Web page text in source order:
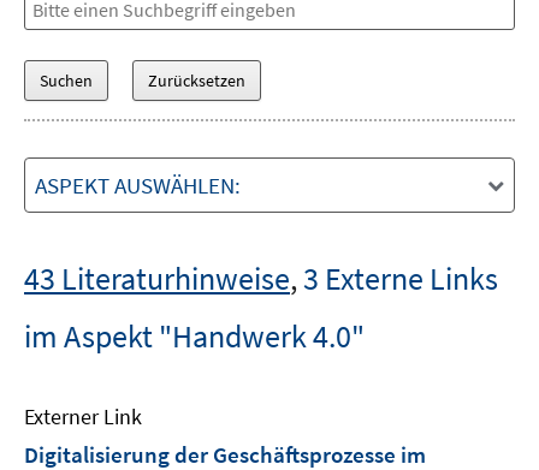
ASPEKT AUSWÄHLEN:
43 Literaturhinweise,3 Externe Links
im Aspekt "Handwerk 4.0"
Externer Link
Digitalisierung der Geschäftsprozesse im